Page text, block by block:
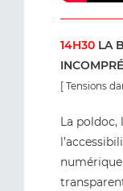
14H30 LA
[ Tensions
La poldoc,